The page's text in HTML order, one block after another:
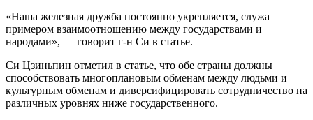
«Наша железная дружба постоянно укрепляется, служа
примером взаимоотношению между государствами и
народами», — говорит г-н Си в статье.
Си Цзиньпин отметил в статье, что обе страны должны
способствовать многоплановым обменам между людьми и
культурным обменам и диверсифицировать сотрудничество на
различных уровнях ниже государственного.